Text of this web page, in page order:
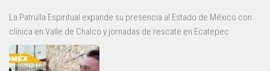
La Patrulla Espiritual expande su presencia al Estado de México con
clínica en Valle de Chalco y jornadas de rescate en Ecatepec